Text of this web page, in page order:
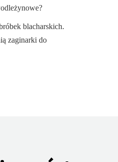
blacharskich.
zaginarki do